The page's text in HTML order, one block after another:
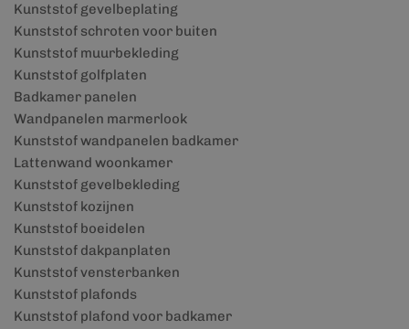
Kunststof gevelbeplating
Kunststof schroten voor buiten
Kunststof muurbekleding
Kunststof golfplaten
Badkamer panelen
Wandpanelen marmerlook
Kunststof wandpanelen badkamer
Lattenwand woonkamer
Kunststof gevelbekleding
Kunststof kozijnen
Kunststof boeidelen
Kunststof dakpanplaten
Kunststof vensterbanken
Kunststof plafonds
Kunststof plafond voor badkamer